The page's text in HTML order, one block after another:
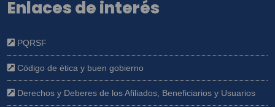
Enlaces de interés
PQRSF
Código de ética y buen gobierno
Derechos y Deberes de los Afiliados, Beneficiarios y Usuarios